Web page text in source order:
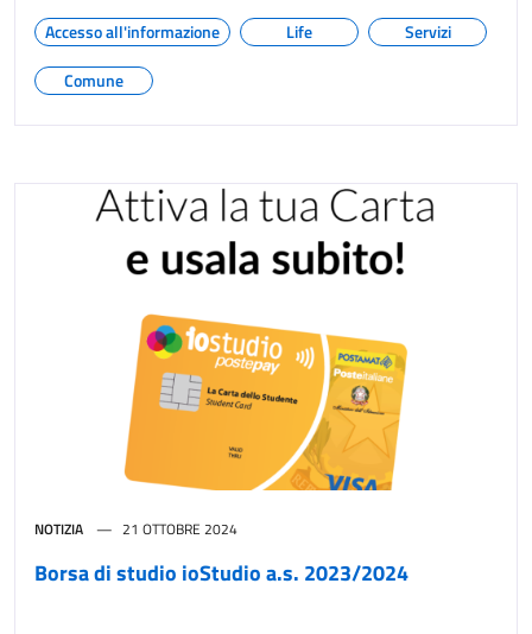
Accesso all'informazione Life
Servizi
Comune
NOTIZIA 21 OTTOBRE 2024
Borsa di studio ioStudio a.s. 2023/2024